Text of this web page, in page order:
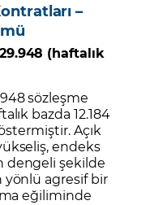
–
(haftalık
sözleşme
bazda 12.184
Açık
endeks
dengeli şekilde
yönlü agresif bir
eğiliminde